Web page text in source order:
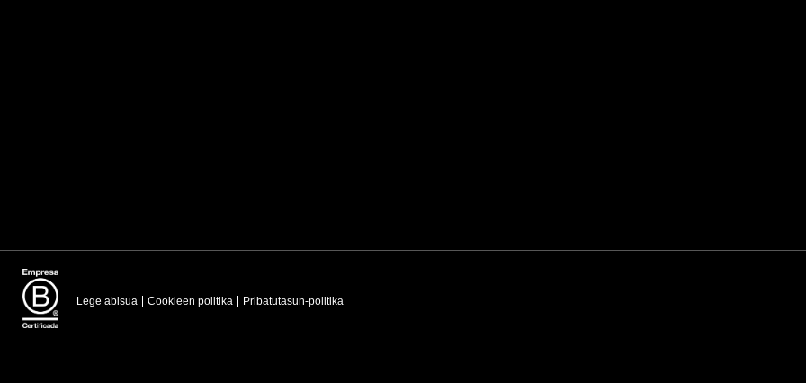
Lege abisua Cookieen politika Pribatutasun-politika